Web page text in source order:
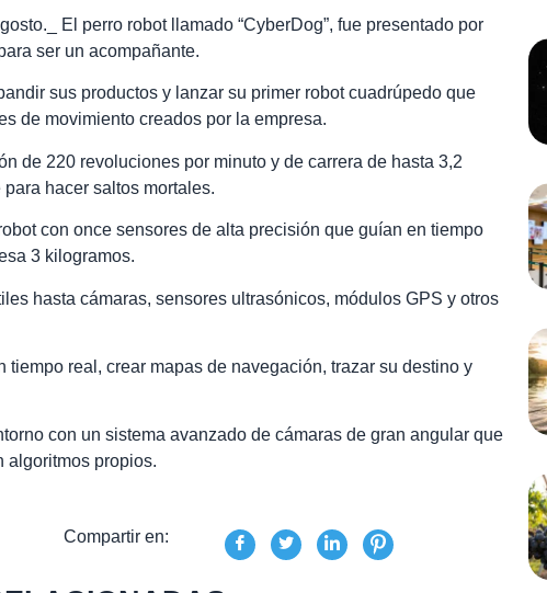
El perro robot llamado “CyberDog”, fue presentado por
ser un acompañante.
sus productos y lanzar su primer robot cuadrúpedo que
de movimiento creados por la empresa.
de 220 revoluciones por minuto y de carrera de hasta 3,2
hacer saltos mortales.
con once sensores de alta precisión que guían en tiempo
3 kilogramos.
hasta cámaras, sensores ultrasónicos, módulos GPS y otros
tiempo real, crear mapas de navegación, trazar su destino y
con un sistema avanzado de cámaras de gran angular que
algoritmos propios.
Compartir en: